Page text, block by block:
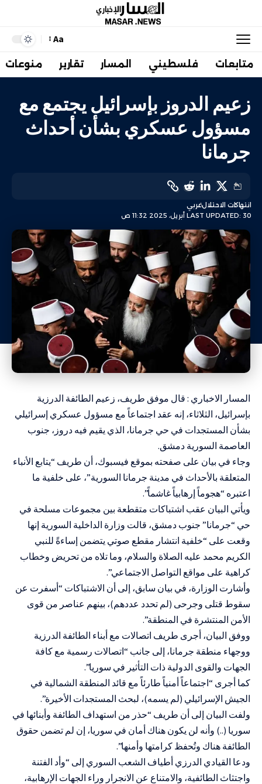
Aa
متابعات فلسطيني المسار تقارير منوعات
زعيم الدروز بإسرائيل يجتمع مع
مسؤول عسكري بشأن أحداث
جرمانا
LAST UPDATED: 30 أبريل، 2025 11:32 ص
انتهاكات الاحتلالعربي
المسار الاخباري : قال موفق طريف، زعيم الطائفة الدرزية
بإسرائيل، الثلاثاء، إنه عقد اجتماعاً مع مسؤول عسكري إسرائيلي
بشأن المستجدات في حي جرمانا، الذي يقيم فيه دروز، جنوب
العاصمة السورية دمشق.
وجاء في بيان على صفحته بموقع فيسبوك، أن طريف “يتابع الأنباء
المتعلقة بالأحداث في مدينة جرمانا السورية”، على خلفية ما
اعتبره “هجوماً إرهابياً غاشماً”.
ويأتي البيان عقب اشتباكات متقطعة بين مجموعات مسلحة في
حي “جرمانا” جنوب دمشق، قالت وزارة الداخلية السورية إنها
وقعت على “خلفية انتشار مقطع صوتي يتضمن إساءةً للنبي
الكريم محمد عليه الصلاة والسلام، وما تلاه من تحريض وخطاب
كراهية على مواقع التواصل الاجتماعي”.
وأشارت الوزارة، في بيان سابق، إلى أن الاشتباكات “أسفرت عن
سقوط قتلى وجرحى (لم تحدد عددهم)، بينهم عناصر من قوى
الأمن المنتشرة في المنطقة”.
ووفق البيان، أجرى طريف اتصالات مع أبناء الطائفة الدرزية
ووجهاء منطقة جرمانا، إلى جانب “اتصالات رسمية مع كافة
الجهات والقوى الدولية ذات التأثير في سوريا”.
كما أجرى “اجتماعاً أمنياً طارئاً مع قائد المنطقة الشمالية في
الجيش الإسرائيلي (لم يسمه)، لبحث المستجدات الأخيرة”.
ولفت البيان إلى أن طريف “حذر من استهداف الطائفة وأبنائها في
سوريا (..) وأنه لن يكون هناك أمان في سوريا، إن لم تضمن حقوق
الطائفة هناك وتُحفظ كرامتها وأمنها”.
ودعا القيادي الدرزي أطياف الشعب السوري إلى “وأد الفتنة
واجتثاث الطائفية، والامتناع عن الانجرار وراء الجهات الإرهابية،